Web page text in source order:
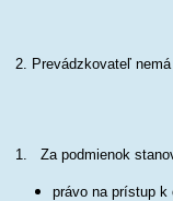
2. Prevádzkovateľ
1. Za podmienok
právo na prístup k